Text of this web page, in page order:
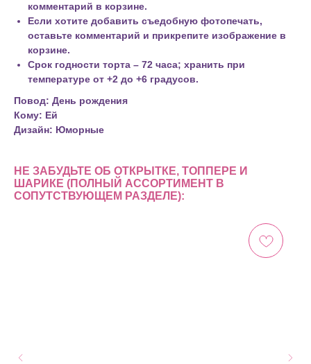
комментарий в корзине.
Если хотите добавить съедобную фотопечать,
оставьте комментарий и прикрепите изображение в
корзине.
Срок годности торта – 72 часа; хранить при
температуре от +2 до +6 градусов.
Повод: День рождения
Кому: Ей
Дизайн: Юморные
НЕ ЗАБУДЬТЕ ОБ ОТКРЫТКЕ, ТОППЕРЕ И
ШАРИКЕ (ПОЛНЫЙ АССОРТИМЕНТ В
СОПУТСТВУЮЩЕМ РАЗДЕЛЕ):